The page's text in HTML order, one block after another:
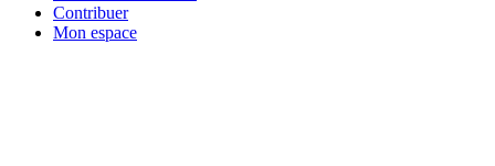
Contribuer
Mon espace